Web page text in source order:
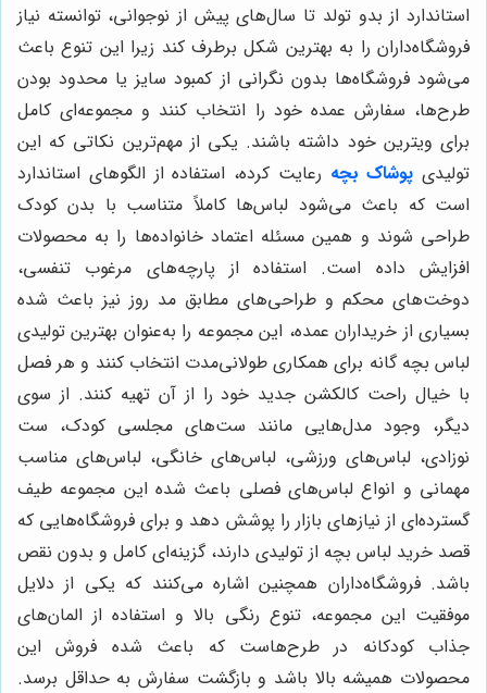
استاندارد از بدو تولد تا سال‌های پیش از نوجوانی، توانسته نیاز
فروشگاه‌داران را به بهترین شکل برطرف کند زیرا این تنوع باعث
می‌شود فروشگاه‌ها بدون نگرانی از کمبود سایز یا محدود بودن
طرح‌ها، سفارش عمده خود را انتخاب کنند و مجموعه‌ای کامل
برای ویترین خود داشته باشند. یکی از مهم‌ترین نکاتی که این
تولیدی پوشاک بچه رعایت کرده، استفاده از الگوهای استاندارد
است که باعث می‌شود لباس‌ها کاملاً متناسب با بدن کودک
طراحی شوند و همین مسئله اعتماد خانواده‌ها را به محصولات
افزایش داده است. استفاده از پارچه‌های مرغوب تنفسی،
دوخت‌های محکم و طراحی‌های مطابق مد روز نیز باعث شده
بسیاری از خریداران عمده، این مجموعه را به‌عنوان بهترین تولیدی
لباس بچه گانه برای همکاری طولانی‌مدت انتخاب کنند و هر فصل
با خیال راحت کالکشن جدید خود را از آن تهیه کنند. از سوی
دیگر، وجود مدل‌هایی مانند ست‌های مجلسی کودک، ست
نوزادی، لباس‌های ورزشی، لباس‌های خانگی، لباس‌های مناسب
مهمانی و انواع لباس‌های فصلی باعث شده این مجموعه طیف
گسترده‌ای از نیازهای بازار را پوشش دهد و برای فروشگاه‌هایی که
قصد خرید لباس بچه از تولیدی دارند، گزینه‌ای کامل و بدون نقص
باشد. فروشگاه‌داران همچنین اشاره می‌کنند که یکی از دلایل
موفقیت این مجموعه، تنوع رنگی بالا و استفاده از المان‌های
جذاب کودکانه در طرح‌هاست که باعث شده فروش این
محصولات همیشه بالا باشد و بازگشت سفارش به حداقل برسد.